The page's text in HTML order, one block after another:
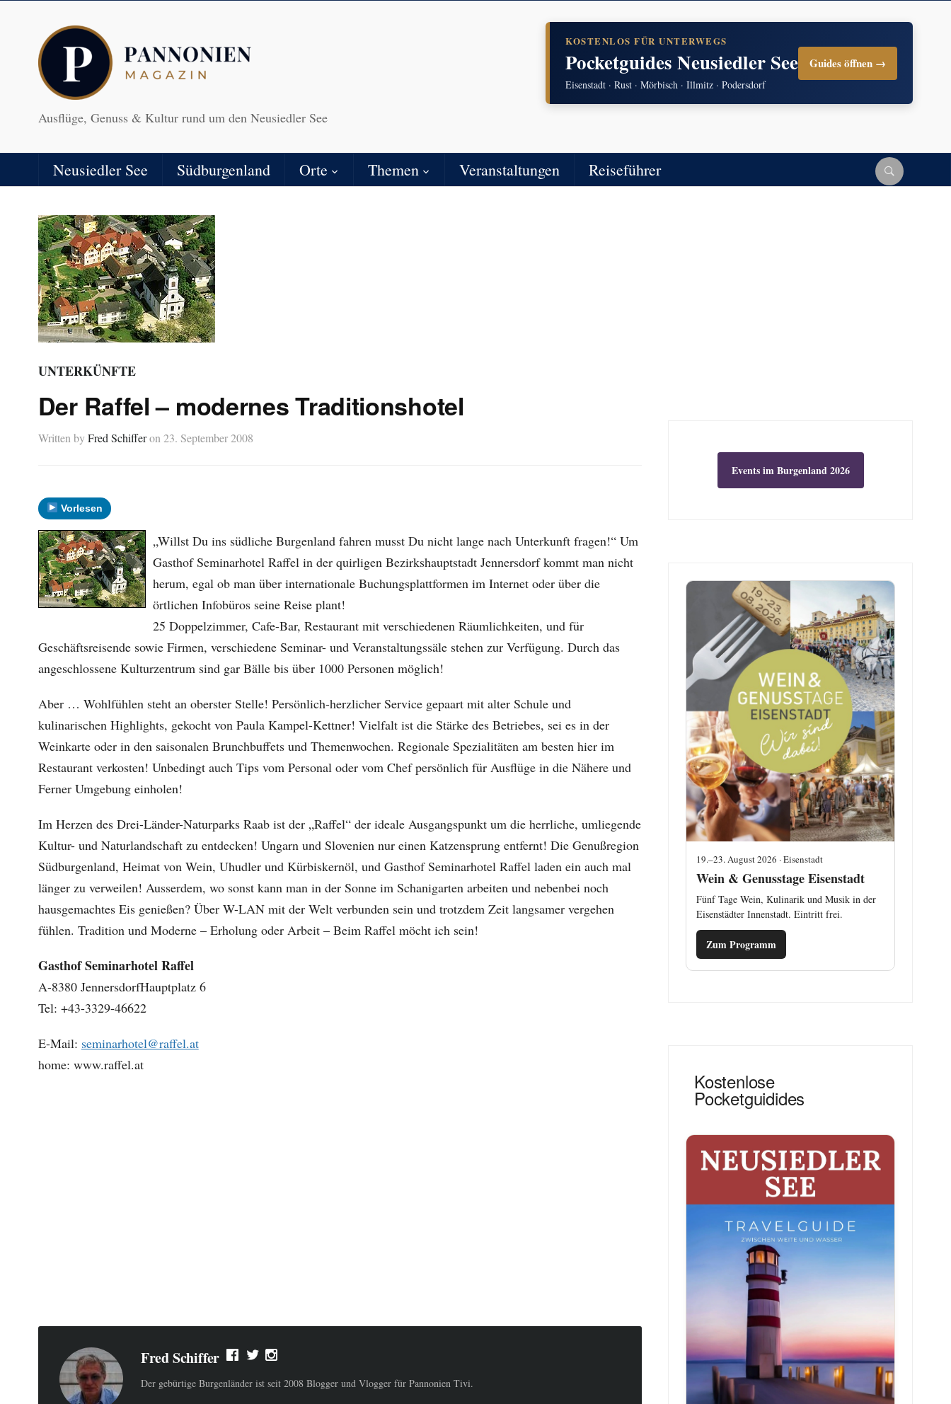
Ausflüge, Genuss & Kultur rund um den Neusiedler See
KOSTENLOS FÜR UNTERWEGS
Pocketguides Neusiedler See
Eisenstadt · Rust · Mörbisch · Illmitz · Podersdorf
Guides öffnen →
Neusiedler See Südburgenland Orte Themen Veranstaltungen Reiseführer
UNTERKÜNFTE
Der Raffel – modernes Traditionshotel
Written byFred Schiffer on 23. September 2008
Vorlesen
„Willst Du ins südliche Burgenland fahren musst Du nicht lange nach Unterkunft fragen!“ Um
Gasthof Seminarhotel Raffel in der quirligen Bezirkshauptstadt Jennersdorf kommt man nicht
herum, egal ob man über internationale Buchungsplattformen im Internet oder über die
örtlichen Infobüros seine Reise plant!
25 Doppelzimmer, Cafe-Bar, Restaurant mit verschiedenen Räumlichkeiten, und für
Geschäftsreisende sowie Firmen, verschiedene Seminar- und Veranstaltungssäle stehen zur Verfügung. Durch das
angeschlossene Kulturzentrum sind gar Bälle bis über 1000 Personen möglich!
Aber … Wohlfühlen steht an oberster Stelle! Persönlich-herzlicher Service gepaart mit alter Schule und
kulinarischen Highlights, gekocht von Paula Kampel-Kettner! Vielfalt ist die Stärke des Betriebes, sei es in der
Weinkarte oder in den saisonalen Brunchbuffets und Themenwochen. Regionale Spezialitäten am besten hier im
Restaurant verkosten! Unbedingt auch Tips vom Personal oder vom Chef persönlich für Ausflüge in die Nähere und
Ferner Umgebung einholen!
Im Herzen des Drei-Länder-Naturparks Raab ist der „Raffel“ der ideale Ausgangspunkt um die herrliche, umliegende
Kultur- und Naturlandschaft zu entdecken! Ungarn und Slovenien nur einen Katzensprung entfernt! Die Genußregion
Südburgenland, Heimat von Wein, Uhudler und Kürbiskernöl, und Gasthof Seminarhotel Raffel laden ein auch mal
länger zu verweilen! Ausserdem, wo sonst kann man in der Sonne im Schanigarten arbeiten und nebenbei noch
hausgemachtes Eis genießen? Über W-LAN mit der Welt verbunden sein und trotzdem Zeit langsamer vergehen
fühlen. Tradition und Moderne – Erholung oder Arbeit – Beim Raffel möcht ich sein!
Gasthof Seminarhotel Raffel
A-8380 JennersdorfHauptplatz 6
Tel: +43-3329-46622
E-Mail: seminarhotel@raffel.at
home: www.raffel.at
Fred Schiffer
Der gebürtige Burgenländer ist seit 2008 Blogger und Vlogger für Pannonien Tivi.
Events im Burgenland 2026
19.–23. August 2026 · Eisenstadt
Wein & Genusstage Eisenstadt
Fünf Tage Wein, Kulinarik und Musik in der
Eisenstädter Innenstadt. Eintritt frei.
Zum Programm
Kostenlose
Pocketguidides